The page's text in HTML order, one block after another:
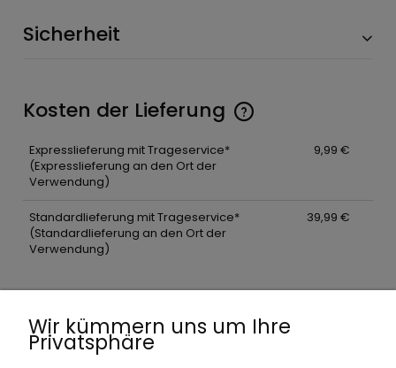
Sicherheit
Kosten der Lieferung
Expresslieferung mit Trageservice*
(Expresslieferung an den Ort der
Verwendung)
9,99 €
Standardlieferung mit Trageservice*
(Standardlieferung an den Ort der
Verwendung)
39,99 €
Wir kümmern uns um Ihre
Privatsphäre